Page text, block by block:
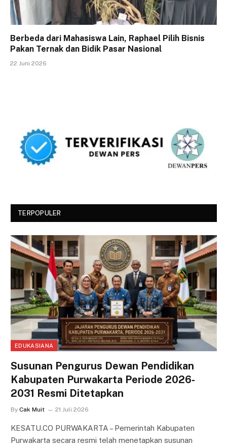
Berbeda dari Mahasiswa Lain, Raphael Pilih Bisnis
Pakan Ternak dan Bidik Pasar Nasional
22 Juni 2026
TERPOPULER
EDUKASIANA
Susunan Pengurus Dewan Pendidikan
Kabupaten Purwakarta Periode 2026-
2031 Resmi Ditetapkan
By Cak Muit 21 Juli 2026
KESATU.CO PURWAKARTA – Pemerintah Kabupaten
Purwakarta secara resmi telah menetapkan susunan